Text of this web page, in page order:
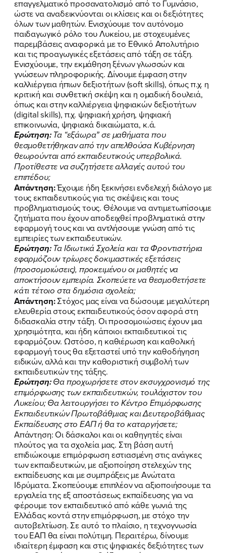
ΠΟΙΑ ΕΙΜΑΙ
ΕΡΓΟ
ΕΚΔΗΛΩΣΕΙΣ
ΝΕΑ
ΕΛΑ ΚΙ ΕΣΥ
FB IN TW YT LN VB TIKTOK
επαγγελματικό προσανατολισμό από το Γυμνάσιο,
ώστε να αναδεικνύονται οι κλίσεις και οι δεξιότητες
όλων των μαθητών. Ενισχύουμε τον αυτόνομο
παιδαγωγικό ρόλο του Λυκείου, με στοχευμένες
παρεμβάσεις αναφορικά με το Εθνικό Απολυτήριο
και τις προαγωγικές εξετάσεις από τάξη σε τάξη.
Ενισχύουμε, την εκμάθηση ξένων γλωσσών και
γνώσεων πληροφορικής. Δίνουμε έμφαση στην
καλλιέργεια ήπιων δεξιοτήτων (soft skills), όπως π.χ. η
κριτική και συνθετική σκέψη και η ομαδική δουλειά,
όπως και στην καλλιέργεια ψηφιακών δεξιοτήτων
(digital skills), π.χ. ψηφιακή χρήση, ψηφιακή
επικοινωνία, ψηφιακά δικαιώματα, κ.ά.
Ερώτηση:Τα “εξάωρα” σε μαθήματα που
θεσμοθετήθηκαν από την απελθούσα Κυβέρνηση
θεωρούνται από εκπαιδευτικούς υπερβολικά.
Προτίθεστε να συζητήσετε αλλαγές αυτού του
επιπέδου;
Απάντηση:Έχουμε ήδη ξεκινήσει ενδελεχή διάλογο με
τους εκπαιδευτικούς για τις σκέψεις και τους
προβληματισμούς τους. Θέλουμε να αντιμετωπίσουμε
ζητήματα που έχουν αποδειχθεί προβληματικά στην
εφαρμογή τους και να αντλήσουμε γνώση από τις
εμπειρίες των εκπαιδευτικών.
Ερώτηση: Τα Ιδιωτικά Σχολεία και τα Φροντιστήρια
εφαρμόζουν τρίωρες δοκιμαστικές εξετάσεις
(προσομοιώσεις), προκειμένου οι μαθητές να
αποκτήσουν εμπειρία. Σκοπεύετε να θεσμοθετήσετε
κάτι τέτοιο στα δημόσια σχολεία;
Απάντηση:Στόχος μας είναι να δώσουμε μεγαλύτερη
ελευθερία στους εκπαιδευτικούς όσον αφορά στη
διδασκαλία στην τάξη. Οι προσομοιώσεις έχουν μια
χρησιμότητα, και ήδη κάποιοι εκπαιδευτικοί τις
εφαρμόζουν. Ωστόσο, η καθιέρωση και καθολική
εφαρμογή τους θα εξεταστεί υπό την καθοδήγηση
ειδικών, αλλά και την καθοριστική συμβολή των
εκπαιδευτικών της τάξης.
Ερώτηση:Θα προχωρήσετε στον εκσυγχρονισμό της
επιμόρφωσης των εκπαιδευτικών, τουλάχιστον του
Λυκείου; Θα λειτουργήσει το Κέντρο Επιμόρφωσης
Εκπαιδευτικών Πρωτοβάθμιας και Δευτεροβάθμιας
Εκπαίδευσης στο ΕΑΠ ή θα το καταργήσετε;
Απάντηση: Οι δάσκαλοι και οι καθηγητές είναι
πλούτος για τα σχολεία μας. Στη βάση αυτή
επιδιώκουμε επιμόρφωση εστιασμένη στις ανάγκες
των εκπαιδευτικών, με αξιοποίηση στελεχών της
εκπαίδευσης και με συμπράξεις με Ανώτατα
Ιδρύματα. Σκοπεύουμε επιπλέον να αξιοποιήσουμε τα
εργαλεία της εξ αποστάσεως εκπαίδευσης για να
φέρουμε τον εκπαιδευτικό από κάθε γωνιά της
Ελλάδας κοντά στην επιμόρφωση, με στόχο την
αυτοβελτίωση. Σε αυτό το πλαίσιο, η τεχνογνωσία
του ΕΑΠ θα είναι πολύτιμη. Περαιτέρω, δίνουμε
ιδιαίτερη έμφαση και στις ψηφιακές δεξιότητες των